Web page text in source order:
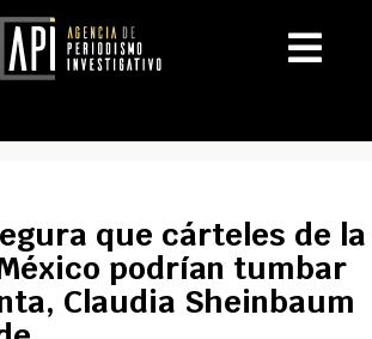
que cárteles de la
podrían tumbar
Claudia Sheinbaum